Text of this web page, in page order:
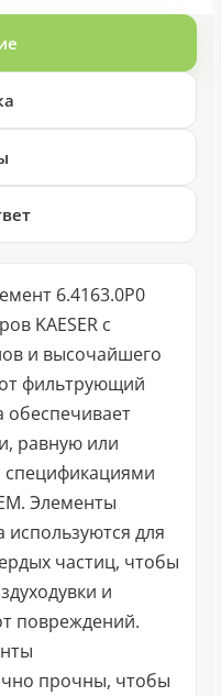
6.4163.0P0
KAESER с
и высочайшего
фильтрующий
обеспечивает
равную или
спецификациями
Элементы
используются для
частиц, чтобы
и
повреждений.
прочны, чтобы